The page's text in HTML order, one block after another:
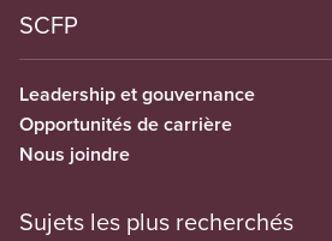
SCFP
Leadership et gouvernance
Opportunités de carrière
Nous joindre
Sujets les plus recherchés